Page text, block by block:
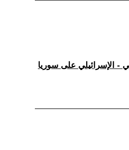
- الإسرائيلي على سوريا